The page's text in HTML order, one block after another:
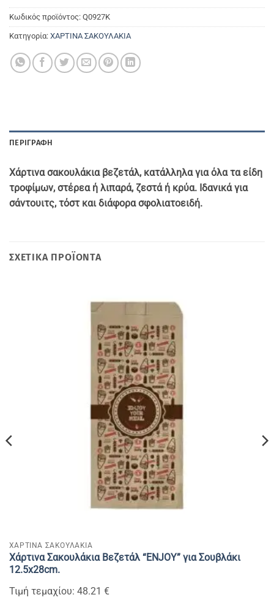
Κωδικός προϊόντος: Q0927K
Κατηγορία: ΧΑΡΤΙΝΑ ΣΑΚΟΥΛΑΚΙΑ
ΠΕΡΙΓΡΑΦΉ
Χάρτινα σακουλάκια βεζετάλ, κατάλληλα για όλα τα είδη
τροφίμων, στέρεα ή λιπαρά, ζεστά ή κρύα. Ιδανικά για
σάντουιτς, τόστ και διάφορα σφολιατοειδή.
ΣΧΕΤΙΚΆ ΠΡΟΪΌΝΤΑ
ΧΑΡΤΙΝΑ ΣΑΚΟΥΛΑΚΙΑ
Χάρτινα Σακουλάκια Βεζετάλ “ENJOY” για Σουβλάκι
12.5x28cm.
Τιμή τεμαχίου: 48.21 €